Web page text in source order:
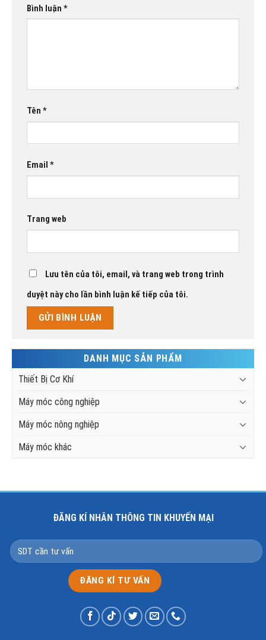
Bình luận *
Tên *
Email *
Trang web
Lưu tên của tôi, email, và trang web trong trình
duyệt này cho lần bình luận kế tiếp của tôi.
DANH MỤC SẢN PHẨM
Thiết Bị Cơ Khí
Máy móc công nghiệp
Máy móc nông nghiệp
Máy móc khác
ĐĂNG KÍ NHÂN THÔNG TIN KHUYẾN MẠI